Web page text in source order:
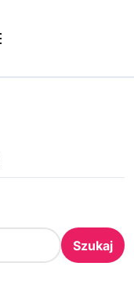
Szukaj